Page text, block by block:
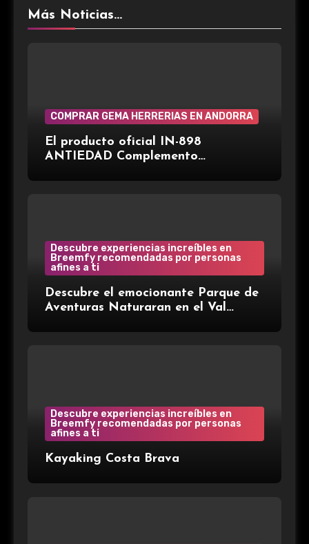
Más Noticias...
COMPRAR GEMA HERRERIAS EN ANDORRA
El producto oficial IN-898
ANTIEDAD Complemento
Gema Herrerías, disponible en Gran
Descubre experiencias increíbles en
Breemfy recomendadas por personas
afines a ti
Descubre el emocionante Parque de
Aventuras Naturaran en el Val
Descubre experiencias increíbles en
Breemfy recomendadas por personas
afines a ti
Kayaking Costa Brava